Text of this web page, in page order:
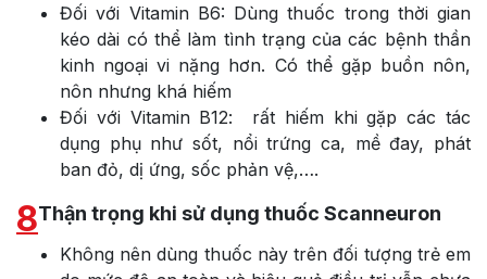
Đối với Vitamin B6: Dùng thuốc trong thời gian
kéo dài có thể làm tình trạng của các bệnh thần
kinh ngoại vi nặng hơn. Có thể gặp buồn nôn,
nôn nhưng khá hiếm
Đối với Vitamin B12: rất hiếm khi gặp các tác
dụng phụ như sốt, nổi trứng ca, mề đay, phát
ban đỏ, dị ứng, sốc phản vệ,….
8Thận trọng khi sử dụng thuốc Scanneuron
Không nên dùng thuốc này trên đối tượng trẻ em